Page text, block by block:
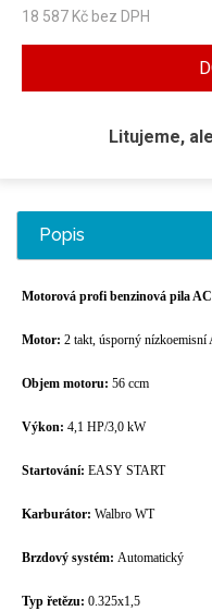
18 587 Kč bez DPH
Litujeme,
Popis
Motorová profi benzinová pila
Motor: 2 takt, úsporný
Objem motoru: 56 ccm
Výkon: 4,1 HP/3,0 kW
Startování: EASY START
Karburátor: Walbro WT
Brzdový systém: Automatický
Typ řetězu: 0.325x1,5